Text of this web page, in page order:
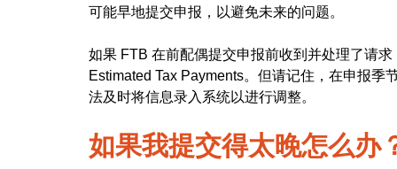
可能早地提交申报，以避免未来的问题。
如果 FTB 在前配偶提交申报前收到并处理了请
Estimated Tax Payments。但请记住，在申报
法及时将信息录入系统以进行调整。
如果我提交得太晚怎么办